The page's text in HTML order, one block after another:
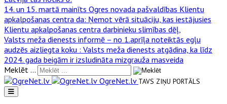
14. un 15. martā mainīts Ogres novada pašvaldības Klientu
apkalpošanas centra da: Ņemot vērā situāciju, kas iestājusies
Klientu apkalpošanas centra darbinieku slimības dēļ,
Valsts meža dienests informē – no 1.aprīļa noteiktās egļu
audzēs aizliegta koku : Valsts meža dienests atgādina, ka līdz
2024. gada beigām ir izsludināta mizgrauža masveida
Meklēt ...
OgreNet.lv TAVS ZIŅU PORTĀLS